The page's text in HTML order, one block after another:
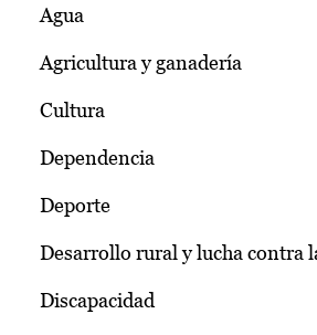
Agua
Agricultura y ganadería
Cultura
Dependencia
Deporte
Desarrollo rural y lucha contra
Discapacidad